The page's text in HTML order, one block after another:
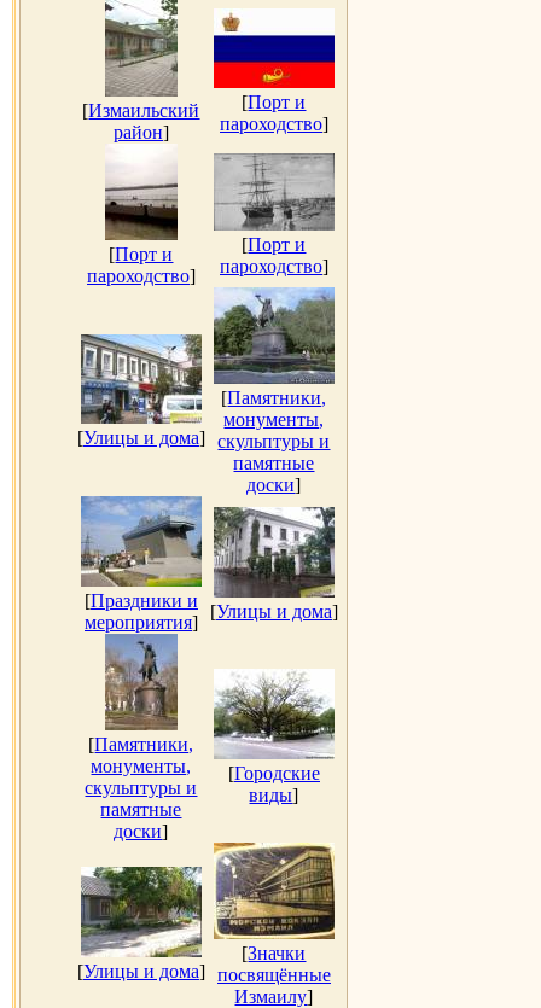
[Измаильский
район]
[Порт и
пароходство]
[Порт и
пароходство]
[Порт и
пароходство]
[Улицы и дома]
[Памятники,
монументы,
скульптуры и
памятные
доски]
[Праздники и
мероприятия]
[Улицы и дома]
[Памятники,
монументы,
скульптуры и
памятные
доски]
[Городские
виды]
[Улицы и дома]
[Значки
посвящённые
Измаилу]